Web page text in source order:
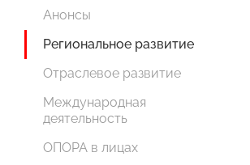
Анонсы
Региональное развитие
Отраслевое развитие
Международная
деятельность
ОПОРА в лицах